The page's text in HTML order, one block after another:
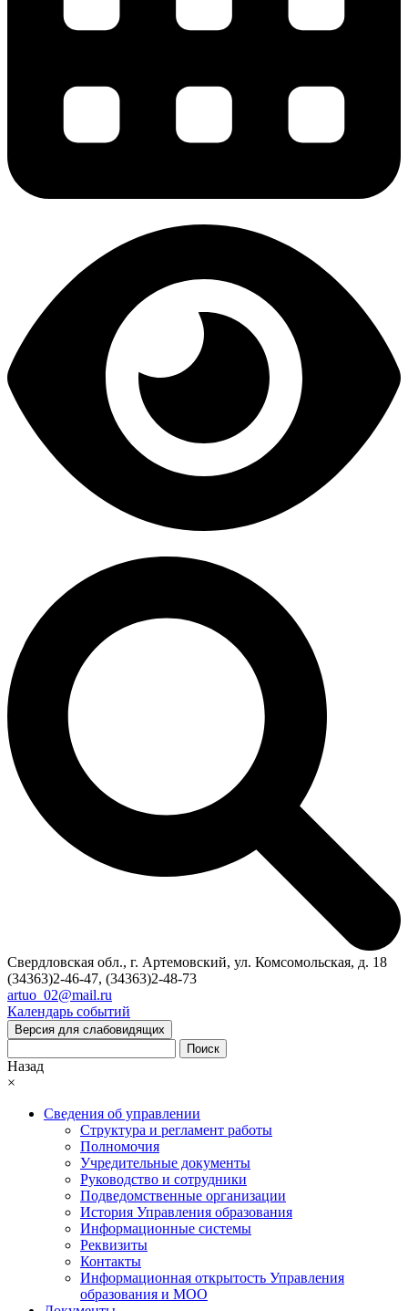
Свердловская обл., г. Артемовский, ул. Комсомольская, д. 18
(34363)2-46-47, (34363)2-48-73
artuo_02@mail.ru
Календарь событий
Версия для слабовидящих
Поиск
Назад
×
Сведения об управлении
Структура и регламент работы
Полномочия
Учредительные документы
Руководство и сотрудники
Подведомственные организации
История Управления образования
Информационные системы
Реквизиты
Контакты
Информационная открытость Управления
образования и МОО